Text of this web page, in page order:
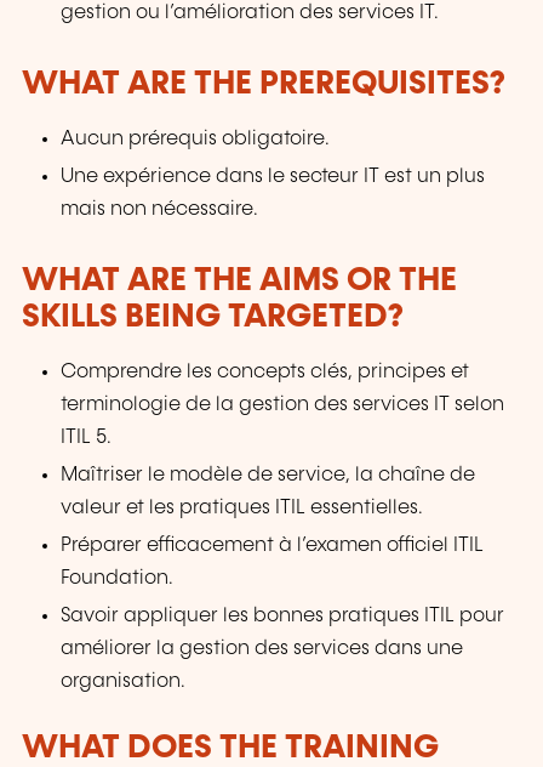
gestion ou l’amélioration des services IT.
WHAT ARE THE PREREQUISITES?
Aucun prérequis obligatoire.
Une expérience dans le secteur IT est un plus
mais non nécessaire.
WHAT ARE THE AIMS OR THE
SKILLS BEING TARGETED?
Comprendre les concepts clés, principes et
terminologie de la gestion des services IT selon
ITIL 5.
Maîtriser le modèle de service, la chaîne de
valeur et les pratiques ITIL essentielles.
Préparer efficacement à l’examen officiel ITIL
Foundation.
Savoir appliquer les bonnes pratiques ITIL pour
améliorer la gestion des services dans une
organisation.
WHAT DOES THE TRAINING